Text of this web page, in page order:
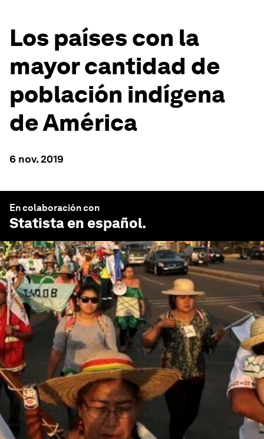
Los países con la
mayor cantidad de
población indígena
de América
6 nov. 2019
En colaboración con
Statista en español.